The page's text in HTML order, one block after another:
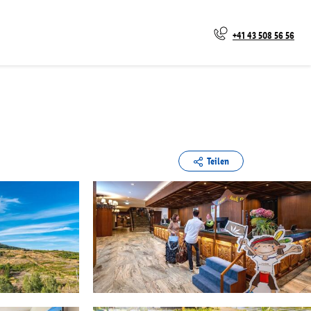
+41 43 508 56 56
Teilen